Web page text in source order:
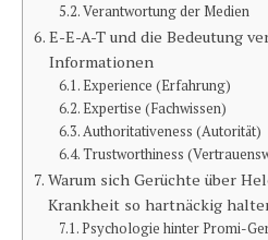
Verantwortung der Medien
E-E-A-T und die Bedeutung
Informationen
Experience (Erfahrung)
Expertise (Fachwissen)
Authoritativeness (Autorität)
Trustworthiness
Warum sich Gerüchte über
Krankheit so hartnäckig
Psychologie hinter Promi-